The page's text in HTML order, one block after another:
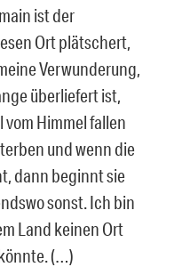
ist der
Ort plätschert,
Verwunderung,
überliefert ist,
vom Himmel fallen
und wenn die
dann beginnt sie
sonst. Ich bin
Land keinen Ort
(…)